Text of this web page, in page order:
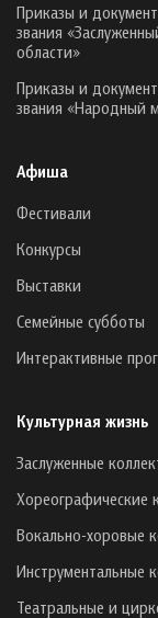
Приказы и
звания
области»
Приказы и
звания «Народный
Афиша
Фестивали
Конкурсы
Выставки
Семейные субботы
Интерактивные
Культурная жизнь
Заслуженные
Хореографические
Вокально-хоровые
Инструментальные
Театральные и